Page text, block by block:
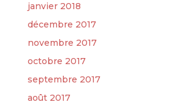
janvier 2018
décembre 2017
novembre 2017
octobre 2017
septembre 2017
août 2017